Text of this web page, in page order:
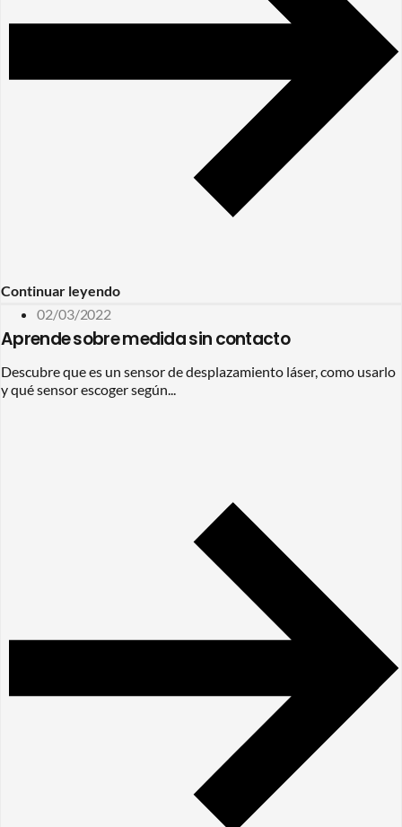
Continuar leyendo
02/03/2022
Aprende sobre medida sin contacto
Descubre que es un sensor de desplazamiento láser, como usarlo
y qué sensor escoger según...